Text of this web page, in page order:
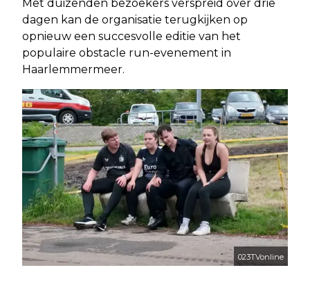
Met duizenden bezoekers verspreid over drie
dagen kan de organisatie terugkijken op
opnieuw een succesvolle editie van het
populaire obstacle run-evenement in
Haarlemmermeer.
023TVonline